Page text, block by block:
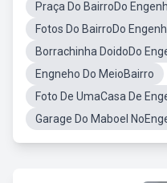
Praça Do BairroDo
Fotos Do BairroDo
Borrachinha DoidoDo
Engneho Do MeioBairro
Foto De UmaCasa De
Garage Do Maboel